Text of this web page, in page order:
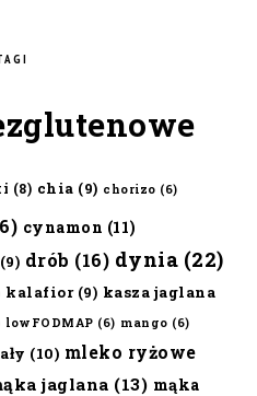
(8) chia (9) chorizo (6)
cynamon (11)
(9) drób (16) dynia (22)
kalafior(9) kasza jaglana
lowFODMAP (6) mango (6)
(10) mleko ryżowe
jaglana (13) mąka